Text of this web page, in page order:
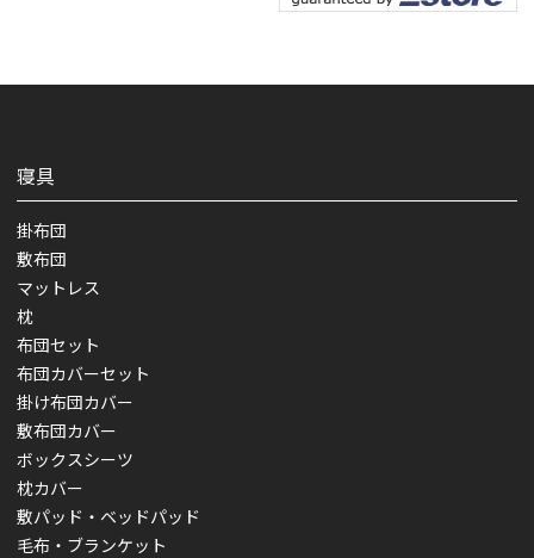
寝具
掛布団
敷布団
マットレス
枕
布団セット
布団カバーセット
掛け布団カバー
敷布団カバー
ボックスシーツ
枕カバー
敷パッド・ベッドパッド
毛布・ブランケット